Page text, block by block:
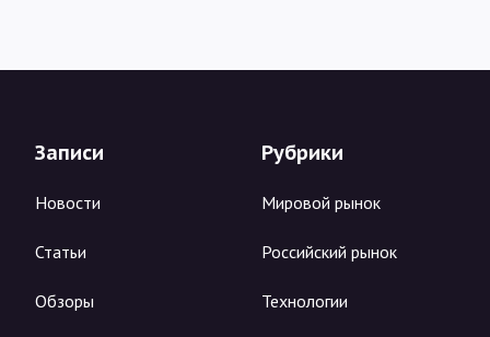
Записи
Новости
Статьи
Обзоры
Рубрики
Мировой рынок
Российский рынок
Технологии